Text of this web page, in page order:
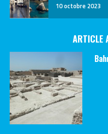
10 octobre 2023
ARTICLE